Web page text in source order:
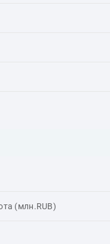
(млн.RUB)